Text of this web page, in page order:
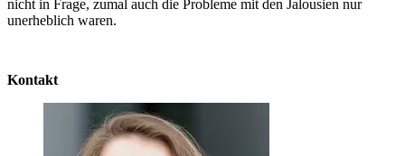
nicht in Frage, zumal auch die Probleme mit den Jalousien nur
unerheblich waren.
Kontakt